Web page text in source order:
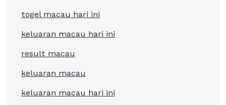
togel macau hari ini
keluaran macau hari ini
result macau
keluaran macau
keluaran macau hari ini